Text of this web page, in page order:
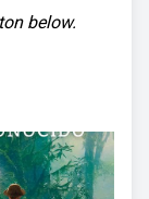
below.